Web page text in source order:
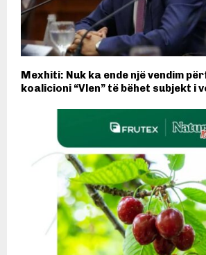
Mexhiti: Nuk ka ende një vendim
koalicioni “Vlen” të bëhet subjekt i